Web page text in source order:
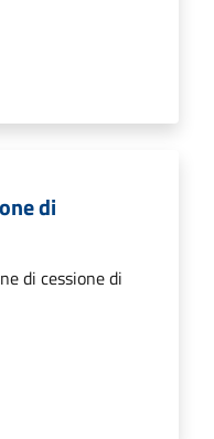
di
di cessione di